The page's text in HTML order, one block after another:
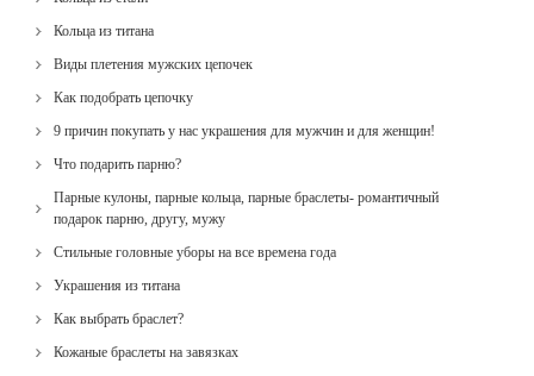
Кольца из титана
Виды плетения мужских цепочек
Как подобрать цепочку
9 причин покупать у нас украшения для мужчин и для женщин!
Что подарить парню?
Парные кулоны, парные кольца, парные браслеты- романтичный
подарок парню, другу, мужу
Стильные головные уборы на все времена года
Украшения из титана
Как выбрать браслет?
Кожаные браслеты на завязках